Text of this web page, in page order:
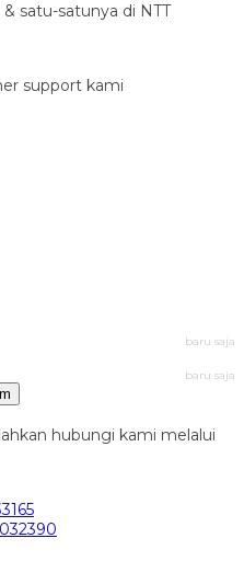
satu-satunya di NTT
support kami
baru saja
baru saja
hubungi kami melalui